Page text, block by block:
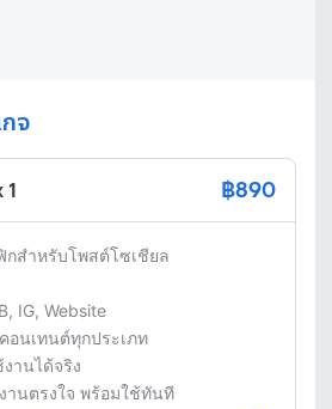
จ
฿890
กสำหรับโพสต์โซเชียล
IG, Website
นเทนต์ทุกประเภท
านได้จริง
านตรงใจ พร้อมใช้ทันที